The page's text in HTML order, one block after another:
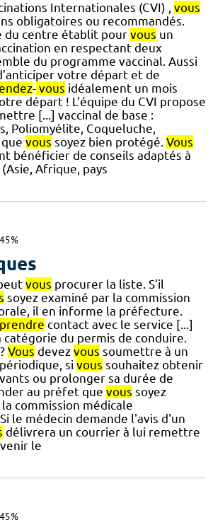
Internationales (CVI) , vous
obligatoires ou recommandés.
du centre établit pour vous un
en respectant deux
du programme vaccinal. Aussi
votre départ et de
- vous idéalement un mois
départ ! L’équipe du CVI propose
[...] vaccinal de base :
Poliomyélite, Coqueluche,
vous soyez bien protégé. Vous
bénéficier de conseils adaptés à
Afrique, pays
45%
vous procurer la liste. S'il
soyez examiné par la commission
il en informe la préfecture.
prendre contact avec le service [...]
du permis de conduire.
Vous devez vous soumettre à un
si vous souhaitez obtenir
ou prolonger sa durée de
au préfet que vous soyez
commission médicale
le médecin demande l'avis d'un
délivrera un courrier à lui remettre
le
45%